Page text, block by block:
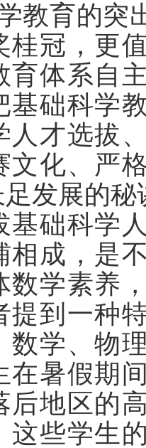
育的突
桂冠，更
育体系自
基础科学
人才选拔
文化、严
发展的秘
科学人
相成，是
数学素养
提到一种
数学、物
在暑假期
后地区的
这些学生